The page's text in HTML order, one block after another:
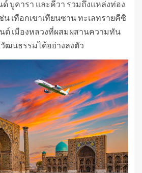
บูคารา และคีวา รวมถึงแหล่งท่อง
น เทือกเขาเทียนซาน ทะเลทรายคีซิ
ต์ เมืองหลวงที่ผสมผสานความทัน
ฒนธรรมได้อย่างลงตัว